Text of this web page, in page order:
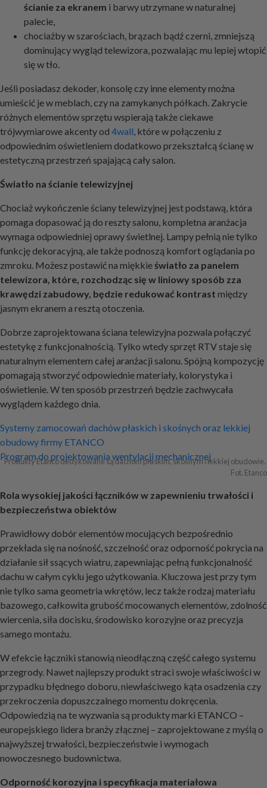
ścianie za ekranem i barwy utrzymane w naturalnej
palecie,
chociażby w szarościach, brązach bądź czerni, zmniejszą
dominujący wygląd telewizora, pozwalając mu lepiej wtopić
się w tło.
Jeśli posiadasz dekoder, konsolę czy inne elementy można
umieścić je w meblach, czy na zamykanych półkach. Zakrycie
różnych elementów sprzętu wspierają także ciekawe
trójwymiarowe akcenty od 4wall, które w połączeniu z
odpowiednim oświetleniem dodatkowo przekształcą ścianę w
estetyczną przestrzeń spajającą cały salon.
Światło na ścianie telewizyjnej
Chociaż wykończenie ściany telewizyjnej jest podstawą, która
pomaga dopasować ją do reszty salonu, kompletna aranżacja
wymaga odpowiedniej oprawy świetlnej. Lampy pełnią nie tylko
funkcję dekoracyjną, ale także podnoszą komfort oglądania po
zmroku. Możesz postawić na miękkieświatło za panelem
telewizora, które, rozchodząc się w liniowy sposób zza
krawędzi zabudowy, będzie redukować kontrast między
jasnym ekranem a resztą otoczenia.
Dobrze zaprojektowana ściana telewizyjna pozwala połączyć
estetykę z funkcjonalnością. Tylko wtedy sprzęt RTV staje się
naturalnym elementem całej aranżacji salonu. Spójną kompozycję
pomagają stworzyć odpowiednie materiały, kolorystyka i
oświetlenie. W ten sposób przestrzeń będzie zachwycała
wyglądem każdego dnia.
Nawigacja
wpisu
Systemy zamocowań dachów płaskich i skośnych oraz lekkiej
obudowy firmy ETANCO
Program do projektowania wentylacji mechanicznej
Produkty Etanco dedykowane są dachom płaskim, skośnym i lekkiej obudowie.
Fot. Etanco
Rola wysokiej jakości łączników w zapewnieniu trwałości i
bezpieczeństwa obiektów
Prawidłowy dobór elementów mocujących bezpośrednio
przekłada się na nośność, szczelność oraz odporność pokrycia na
działanie sił ssących wiatru, zapewniając pełną funkcjonalność
dachu w całym cyklu jego użytkowania. Kluczowa jest przy tym
nie tylko sama geometria wkrętów, lecz także rodzaj materiału
bazowego, całkowita grubość mocowanych elementów, zdolność
wiercenia, siła docisku, środowisko korozyjne oraz precyzja
samego montażu.
W efekcie łączniki stanowią nieodłączną część całego systemu
przegrody. Nawet najlepszy produkt straci swoje właściwości w
przypadku błędnego doboru, niewłaściwego kąta osadzenia czy
przekroczenia dopuszczalnego momentu dokręcenia.
Odpowiedzią na te wyzwania są produkty marki ETANCO –
europejskiego lidera branży złącznej – zaprojektowane z myślą o
najwyższej trwałości, bezpieczeństwie i wymogach
nowoczesnego budownictwa.
Odporność korozyjna i specyfikacja materiałowa